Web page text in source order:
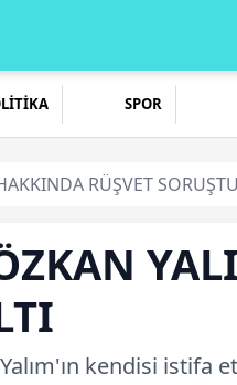
SPOR
RÜŞVET
kendisi